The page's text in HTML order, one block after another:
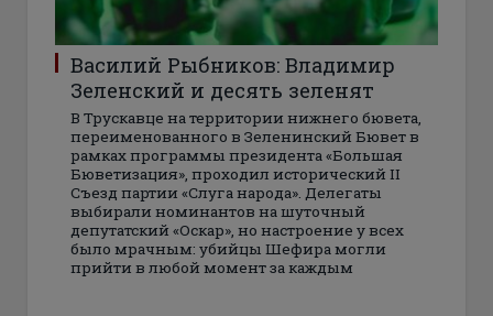
Василий Рыбников: Владимир
Зеленский и десять зеленят
В Трускавце на территории нижнего бювета,
переименованного в Зеленинский Бювет в
рамках программы президента «Большая
Бюветизация», проходил исторический II
Съезд партии «Слуга народа». Делегаты
выбирали номинантов на шуточный
депутатский «Оскар», но настроение у всех
было мрачным: убийцы Шефира могли
прийти в любой момент за каждым